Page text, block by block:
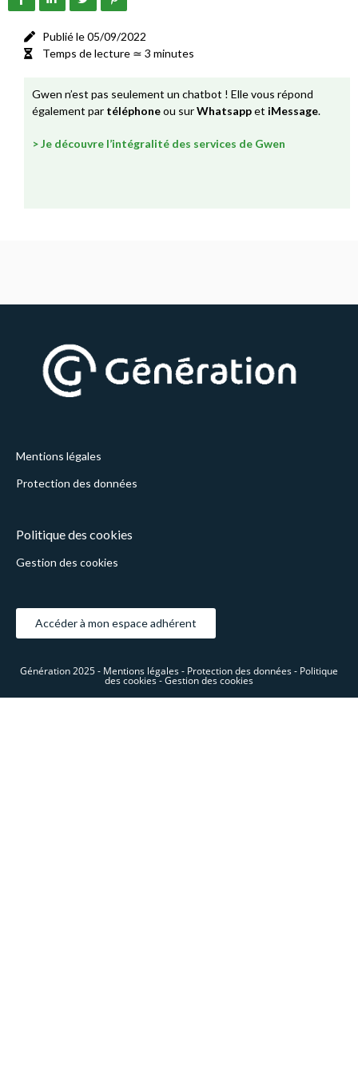
Publié le 05/09/2022
Temps de lecture ≃ 3 minutes
Gwen n’est pas seulement un chatbot ! Elle vous répond
également par téléphoneou surWhatsappet iMessage.
> Je découvre l’intégralité des services de Gwen
Mentions légales
Protection des données
Politique des cookies
Gestion des cookies
Accéder à mon espace adhérent
Génération 2025 - Mentions légales - Protection des données - Politique
des cookies -Gestion des cookies